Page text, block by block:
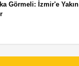
Görmeli: İzmir'e Yakın